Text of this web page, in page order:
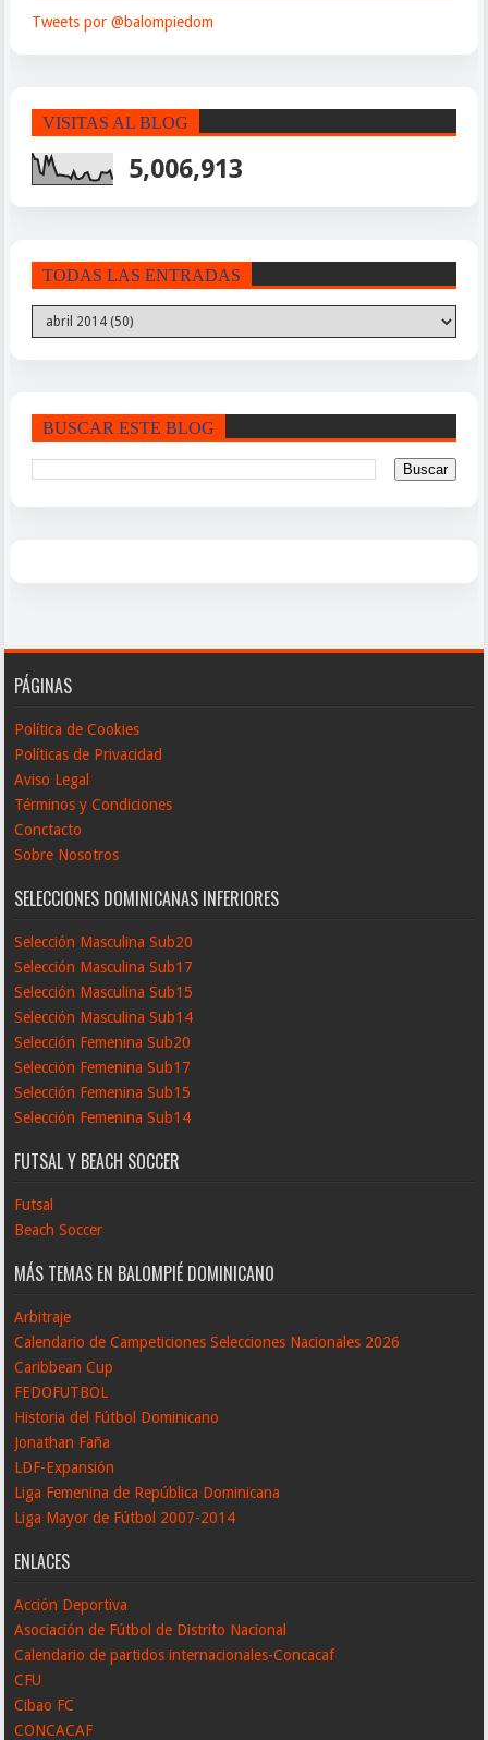
Tweets por @balompiedom
VISITAS AL BLOG
5,006,913
TODAS LAS ENTRADAS
BUSCAR ESTE BLOG
PÁGINAS
Política de Cookies
Políticas de Privacidad
Aviso Legal
Términos y Condiciones
Conctacto
Sobre Nosotros
SELECCIONES DOMINICANAS INFERIORES
Selección Masculina Sub20
Selección Masculina Sub17
Selección Masculina Sub15
Selección Masculina Sub14
Selección Femenina Sub20
Selección Femenina Sub17
Selección Femenina Sub15
Selección Femenina Sub14
FUTSAL Y BEACH SOCCER
Futsal
Beach Soccer
MÁS TEMAS EN BALOMPIÉ DOMINICANO
Arbitraje
Calendario de Campeticiones Selecciones Nacionales 2026
Caribbean Cup
FEDOFUTBOL
Historia del Fútbol Dominicano
Jonathan Faña
LDF-Expansión
Liga Femenina de República Dominicana
Liga Mayor de Fútbol 2007-2014
ENLACES
Acción Deportiva
Asociación de Fútbol de Distrito Nacional
Calendario de partidos internacionales-Concacaf
CFU
Cibao FC
CONCACAF